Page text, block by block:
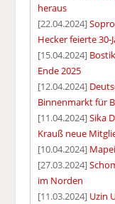
heraus
[22.04.2024]
Hecker feierte 30-
[15.04.2024]
Ende 2025
[12.04.2024]
Binnenmarkt für
[11.04.2024]Sika
Krauß neue
[10.04.2024]
[27.03.2024]
im Norden
[11.03.2024] Uzin